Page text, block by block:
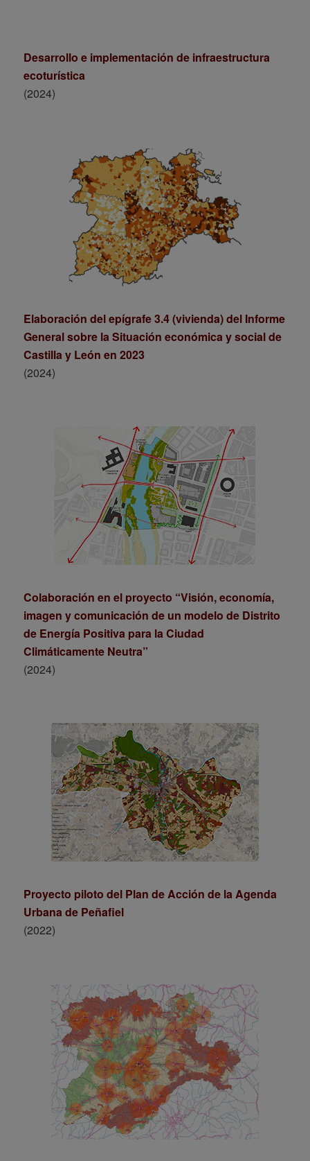
Desarrollo e implementación de infraestructura
ecoturística
(2024)
Elaboración del epígrafe 3.4 (vivienda) del Informe
General sobre la Situación económica y social de
Castilla y León en 2023
(2024)
Colaboración en el proyecto “Visión, economía,
imagen y comunicación de un modelo de Distrito
de Energía Positiva para la Ciudad
Climáticamente Neutra”
(2024)
Proyecto piloto del Plan de Acción de la Agenda
Urbana de Peñafiel
(2022)